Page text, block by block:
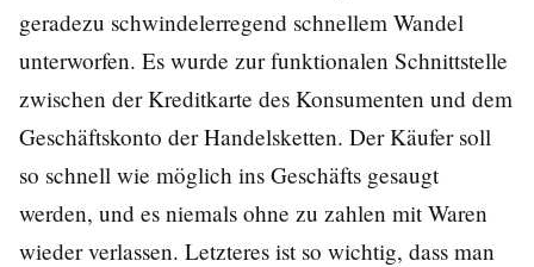
geradezu schwindelerregend schnellem Wandel
unterworfen. Es wurde zur funktionalen Schnittstelle
zwischen der Kreditkarte des Konsumenten und dem
Geschäftskonto der Handelsketten. Der Käufer soll
so schnell wie möglich ins Geschäfts gesaugt
werden, und es niemals ohne zu zahlen mit Waren
wieder verlassen. Letzteres ist so wichtig, dass man